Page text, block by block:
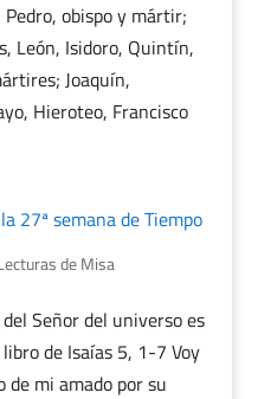
obispo y mártir;
León, Isidoro, Quintín,
Joaquín,
Hieroteo, Francisco
27ª semana de Tiempo
de Misa
Señor del universo es
de Isaías 5, 1-7 Voy
mi amado por su